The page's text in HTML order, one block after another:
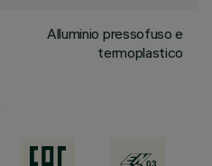
Alluminio pressofuso e
termoplastico